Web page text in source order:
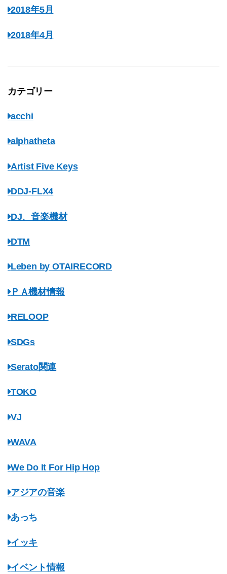
2018年5月
2018年4月
カテゴリー
acchi
alphatheta
Artist Five Keys
DDJ-FLX4
DJ、音楽機材
DTM
Leben by OTAIRECORD
ＰＡ機材情報
RELOOP
SDGs
Serato関連
TOKO
VJ
WAVA
We Do It For Hip Hop
アジアの音楽
あっち
イッキ
イベント情報